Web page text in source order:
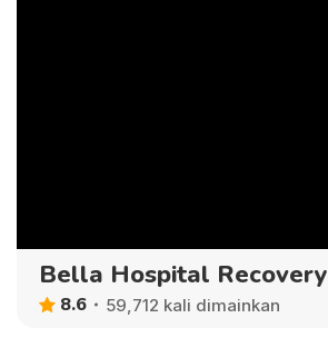
Bella Hospital Recovery
8.6 59,712 kali dimainkan